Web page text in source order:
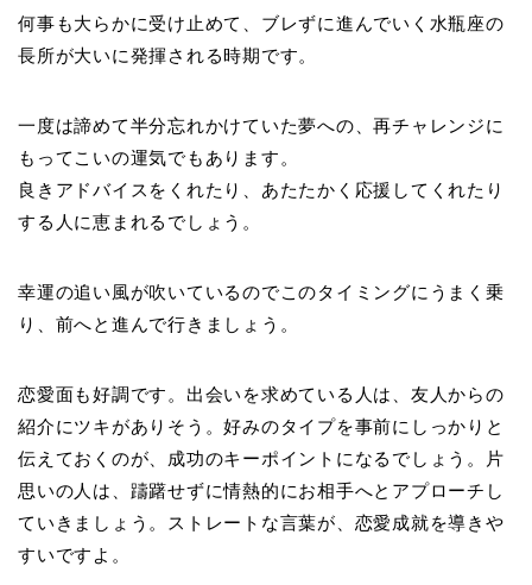
何事も大らかに受け止めて、ブレずに進んでいく水瓶座の
長所が大いに発揮される時期です。
一度は諦めて半分忘れかけていた夢への、再チャレンジに
もってこいの運気でもあります。
良きアドバイスをくれたり、あたたかく応援してくれたり
する人に恵まれるでしょう。
幸運の追い風が吹いているのでこのタイミングにうまく乗
り、前へと進んで行きましょう。
恋愛面も好調です。出会いを求めている人は、友人からの
紹介にツキがありそう。好みのタイプを事前にしっかりと
伝えておくのが、成功のキーポイントになるでしょう。片
思いの人は、躊躇せずに情熱的にお相手へとアプローチし
ていきましょう。ストレートな言葉が、恋愛成就を導きや
すいですよ。